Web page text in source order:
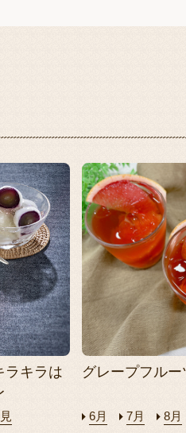
ラキラは
グレープフルー
6月 7月 8月